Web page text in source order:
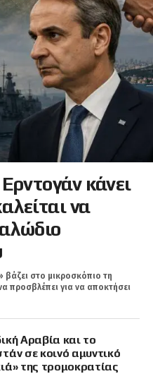
κάνει
να
βάζει στο μικροσκόπιο τη
προσβλέπει για να αποκτήσει
Αραβία και το
σε κοινό αμυντικό
της τρομοκρατίας